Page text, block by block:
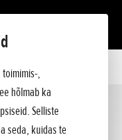
toimimis-,
hõlmab ka
Selliste
seda, kuidas te